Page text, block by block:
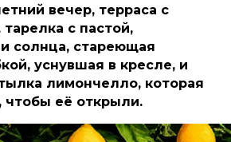
вечер, терраса с
с пастой,
солнца, стареющая
уснувшая в кресле, и
лимончелло, которая
чтобы её открыли.